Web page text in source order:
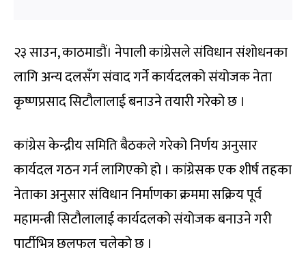
२३ साउन, काठमाडौं। नेपाली कांग्रेसले संविधान संशोधनका
लागि अन्य दलसँग संवाद गर्ने कार्यदलको संयोजक नेता
कृष्णप्रसाद सिटौलालाई बनाउने तयारी गरेको छ ।
कांग्रेस केन्द्रीय समिति बैठकले गरेको निर्णय अनुसार
कार्यदल गठन गर्न लागिएको हो । कांग्रेसक एक शीर्ष तहका
नेताका अनुसार संविधान निर्माणका क्रममा सक्रिय पूर्व
महामन्त्री सिटौलालाई कार्यदलको संयोजक बनाउने गरी
पार्टीभित्र छलफल चलेको छ ।